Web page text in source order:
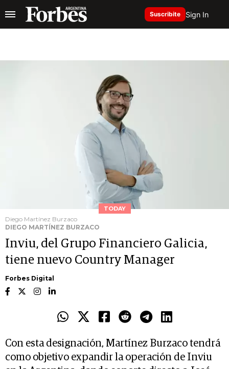
Suscribite Sign In
TODAY
Diego Martínez Burzaco
DIEGO MARTÍNEZ BURZACO
Inviu, del Grupo Financiero Galicia,
tiene nuevo Country Manager
Forbes Digital
Con esta designación, Martínez Burzaco tendrá
como objetivo expandir la operación de Inviu